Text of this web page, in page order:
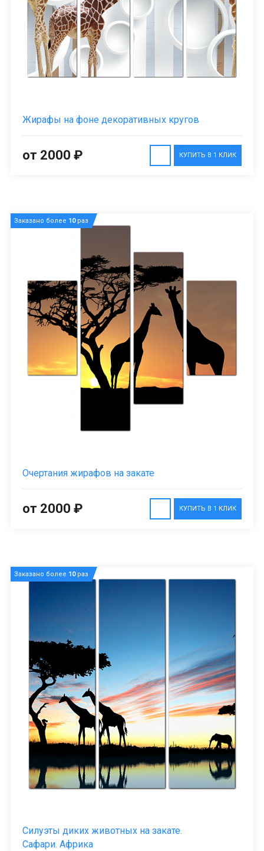
Жирафы на фоне декоративных кругов
КУПИТЬ В 1 КЛИК
от 2000 ₽
Заказано более 10раз
Очертания жирафов на закате
КУПИТЬ В 1 КЛИК
от 2000 ₽
Заказано более 10раз
Силуэты диких животных на закате.
Сафари. Африка